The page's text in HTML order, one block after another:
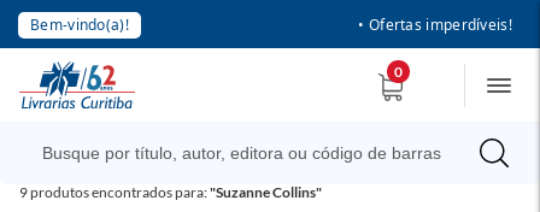
Bem-vindo(a)! • Ofertas imperdíveis!
0
9produtos encontrados para:"Suzanne Collins"